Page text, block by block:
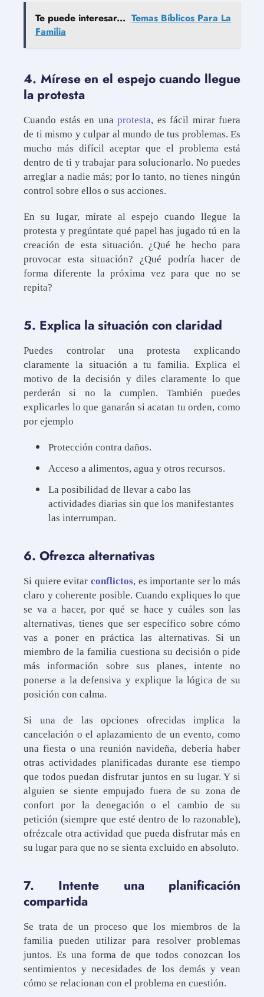
Te puede interesar... Temas Bíblicos Para La
Familia
4. Mírese en el espejo cuando llegue
la protesta
Cuando estás en una protesta, es fácil mirar fuera
de ti mismo y culpar al mundo de tus problemas. Es
mucho más difícil aceptar que el problema está
dentro de ti y trabajar para solucionarlo. No puedes
arreglar a nadie más; por lo tanto, no tienes ningún
control sobre ellos o sus acciones.
En su lugar, mírate al espejo cuando llegue la
protesta y pregúntate qué papel has jugado tú en la
creación de esta situación. ¿Qué he hecho para
provocar esta situación? ¿Qué podría hacer de
forma diferente la próxima vez para que no se
repita?
5. Explica la situación con claridad
Puedes controlar una protesta explicando
claramente la situación a tu familia. Explica el
motivo de la decisión y diles claramente lo que
perderán si no la cumplen. También puedes
explicarles lo que ganarán si acatan tu orden, como
por ejemplo
Protección contra daños.
Acceso a alimentos, agua y otros recursos.
La posibilidad de llevar a cabo las
actividades diarias sin que los manifestantes
las interrumpan.
6. Ofrezca alternativas
Si quiere evitar conflictos, es importante ser lo más
claro y coherente posible. Cuando expliques lo que
se va a hacer, por qué se hace y cuáles son las
alternativas, tienes que ser específico sobre cómo
vas a poner en práctica las alternativas. Si un
miembro de la familia cuestiona su decisión o pide
más información sobre sus planes, intente no
ponerse a la defensiva y explique la lógica de su
posición con calma.
Si una de las opciones ofrecidas implica la
cancelación o el aplazamiento de un evento, como
una fiesta o una reunión navideña, debería haber
otras actividades planificadas durante ese tiempo
que todos puedan disfrutar juntos en su lugar. Y si
alguien se siente empujado fuera de su zona de
confort por la denegación o el cambio de su
petición (siempre que esté dentro de lo razonable),
ofrézcale otra actividad que pueda disfrutar más en
su lugar para que no se sienta excluido en absoluto.
7. Intente una planificación
compartida
Se trata de un proceso que los miembros de la
familia pueden utilizar para resolver problemas
juntos. Es una forma de que todos conozcan los
sentimientos y necesidades de los demás y vean
cómo se relacionan con el problema en cuestión.